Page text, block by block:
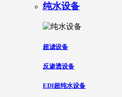
纯水设备
超滤设备
反渗透设备
EDI超纯水设备